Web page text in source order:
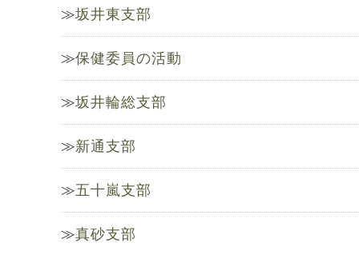
坂井東支部
保健委員の活動
坂井輪総支部
新通支部
五十嵐支部
真砂支部